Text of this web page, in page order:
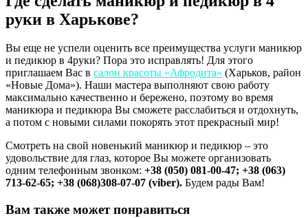
руки в Харькове?
Вы еще не успели оценить все преимущества услуги маникюр
и педикюр в 4руки? Пора это исправлять! Для этого
приглашаем Вас в салон красоты «Афродита» (Харьков, район
«Новые Дома»). Наши мастера выполняют свою работу
максимально качественно и бережено, поэтому во время
маникюра и педикюра Вы сможете расслабиться и отдохнуть,
а потом с новыми силами покорять этот прекрасный мир!
Смотреть на свой новенький маникюр и педикюр – это
удовольствие для глаз, которое Вы можете организовать
одним телефонным звонком: +38 (050) 081-00-47; +38 (063)
713-62-65; +38 (068)308-07-07 (viber). Будем рады Вам!
Вам также может понравиться